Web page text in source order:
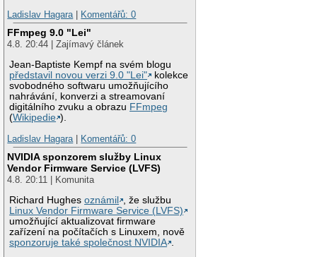
Ladislav Hagara
Komentářů: 0
FFmpeg 9.0 "Lei"
4.8. 20:44 | Zajímavý článek
Jean-Baptiste Kempf na svém blogu
představil novou verzi 9.0 "Lei"
kolekce
svobodného softwaru umožňujícího
nahrávání, konverzi a streamovaní
digitálního zvuku a obrazu FFmpeg
(Wikipedie ).
Ladislav Hagara
Komentářů: 0
NVIDIA sponzorem služby Linux
Vendor Firmware Service (LVFS)
4.8. 20:11 | Komunita
Richard Hughesoznámil
, že službu
Linux Vendor Firmware Service (LVFS)
umožňující aktualizovat firmware
zařízení na počítačích s Linuxem, nově
sponzoruje také společnost NVIDIA .